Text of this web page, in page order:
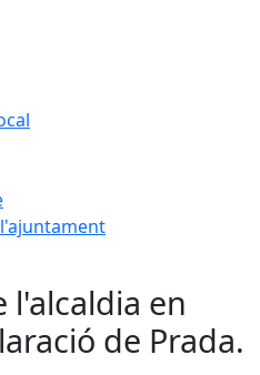
l'alcaldia en
de Prada.